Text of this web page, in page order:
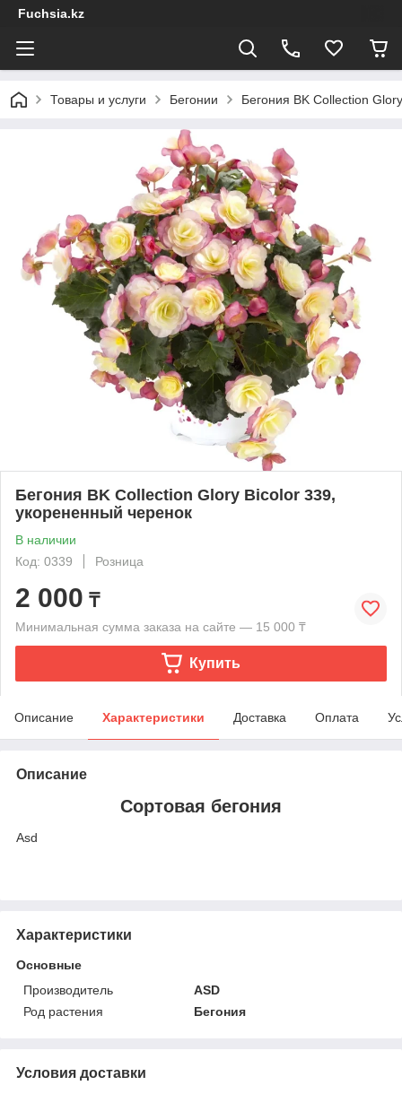
Fuchsia.kz
Товары и услуги Бегонии Бегония BK Collection
Бегония BK Collection Glory Bicolor 339,
укорененный черенок
В наличии
Код: 0339
Розница
2 000 ₸
Минимальная сумма заказа на сайте — 15 000 ₸
Купить
Описание Характеристики Доставка Оплата
Описание
Сортовая бегония
Asd
Характеристики
Основные
Производитель
ASD
Род растения
Бегония
Условия доставки